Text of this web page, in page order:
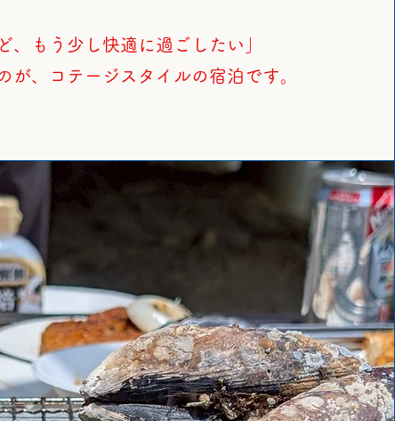
、もう少し快適に過ごしたい」
が、コテージスタイルの宿泊です。